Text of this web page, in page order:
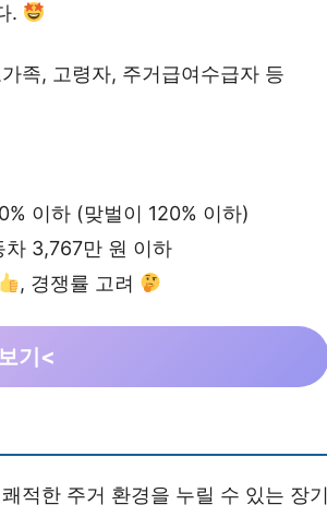
.
족, 고령자, 주거급여수급자 등
이하 (맞벌이 120% 이하)
차 3,767만 원 이하
, 경쟁률 고려
기<
적한 주거 환경을 누릴 수 있는 장기